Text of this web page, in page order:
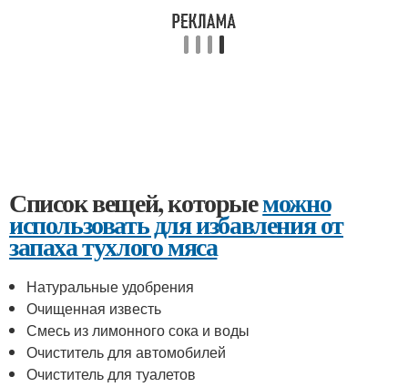
Список вещей, которыеможно
использовать для избавления от
запаха тухлого мяса
Натуральные удобрения
Очищенная известь
Смесь из лимонного сока и воды
Очиститель для автомобилей
Очиститель для туалетов